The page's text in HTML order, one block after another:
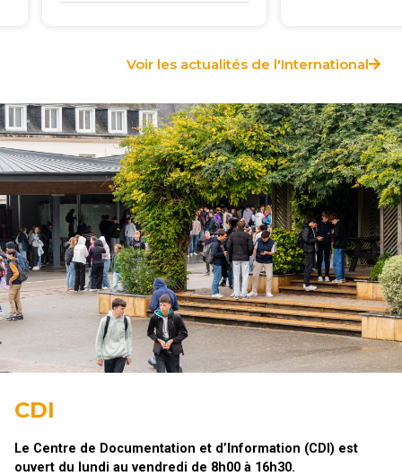
Voir les actualités de l'International
CDI
Le Centre de Documentation et d’Information (CDI) est
ouvert du lundi au vendredi de 8h00 à 16h30.